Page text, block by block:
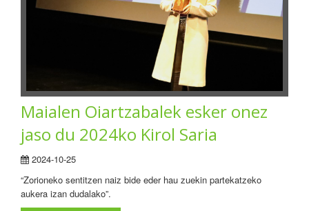
Maialen Oiartzabalek esker onez
jaso du 2024ko Kirol Saria
2024-10-25
“Zorioneko sentitzen naiz bide eder hau zuekin partekatzeko
aukera izan dudalako”.